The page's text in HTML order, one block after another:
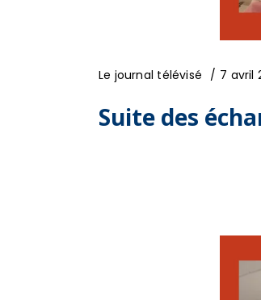
Le journal télévisé 7 avril
Suite des